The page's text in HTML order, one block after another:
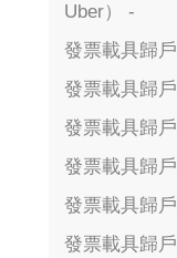
Uber） -
發票載具歸
發票載具歸
發票載具歸
發票載具歸
發票載具歸
發票載具歸